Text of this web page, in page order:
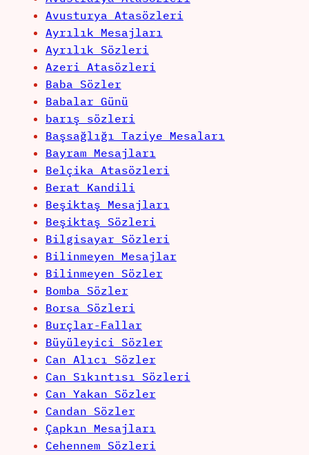
Avusturya Atasözleri
Ayrılık Mesajları
Ayrılık Sözleri
Azeri Atasözleri
Baba Sözler
Babalar Günü
barış sözleri
Başsağlığı Taziye Mesaları
Bayram Mesajları
Belçika Atasözleri
Berat Kandili
Beşiktaş Mesajları
Beşiktaş Sözleri
Bilgisayar Sözleri
Bilinmeyen Mesajlar
Bilinmeyen Sözler
Bomba Sözler
Borsa Sözleri
Burçlar-Fallar
Büyüleyici Sözler
Can Alıcı Sözler
Can Sıkıntısı Sözleri
Can Yakan Sözler
Candan Sözler
Çapkın Mesajları
Cehennem Sözleri